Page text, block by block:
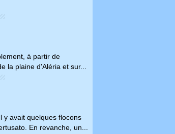
à partir de
la plaine d'Aléria et sur...
y avait quelques flocons
En revanche, un...